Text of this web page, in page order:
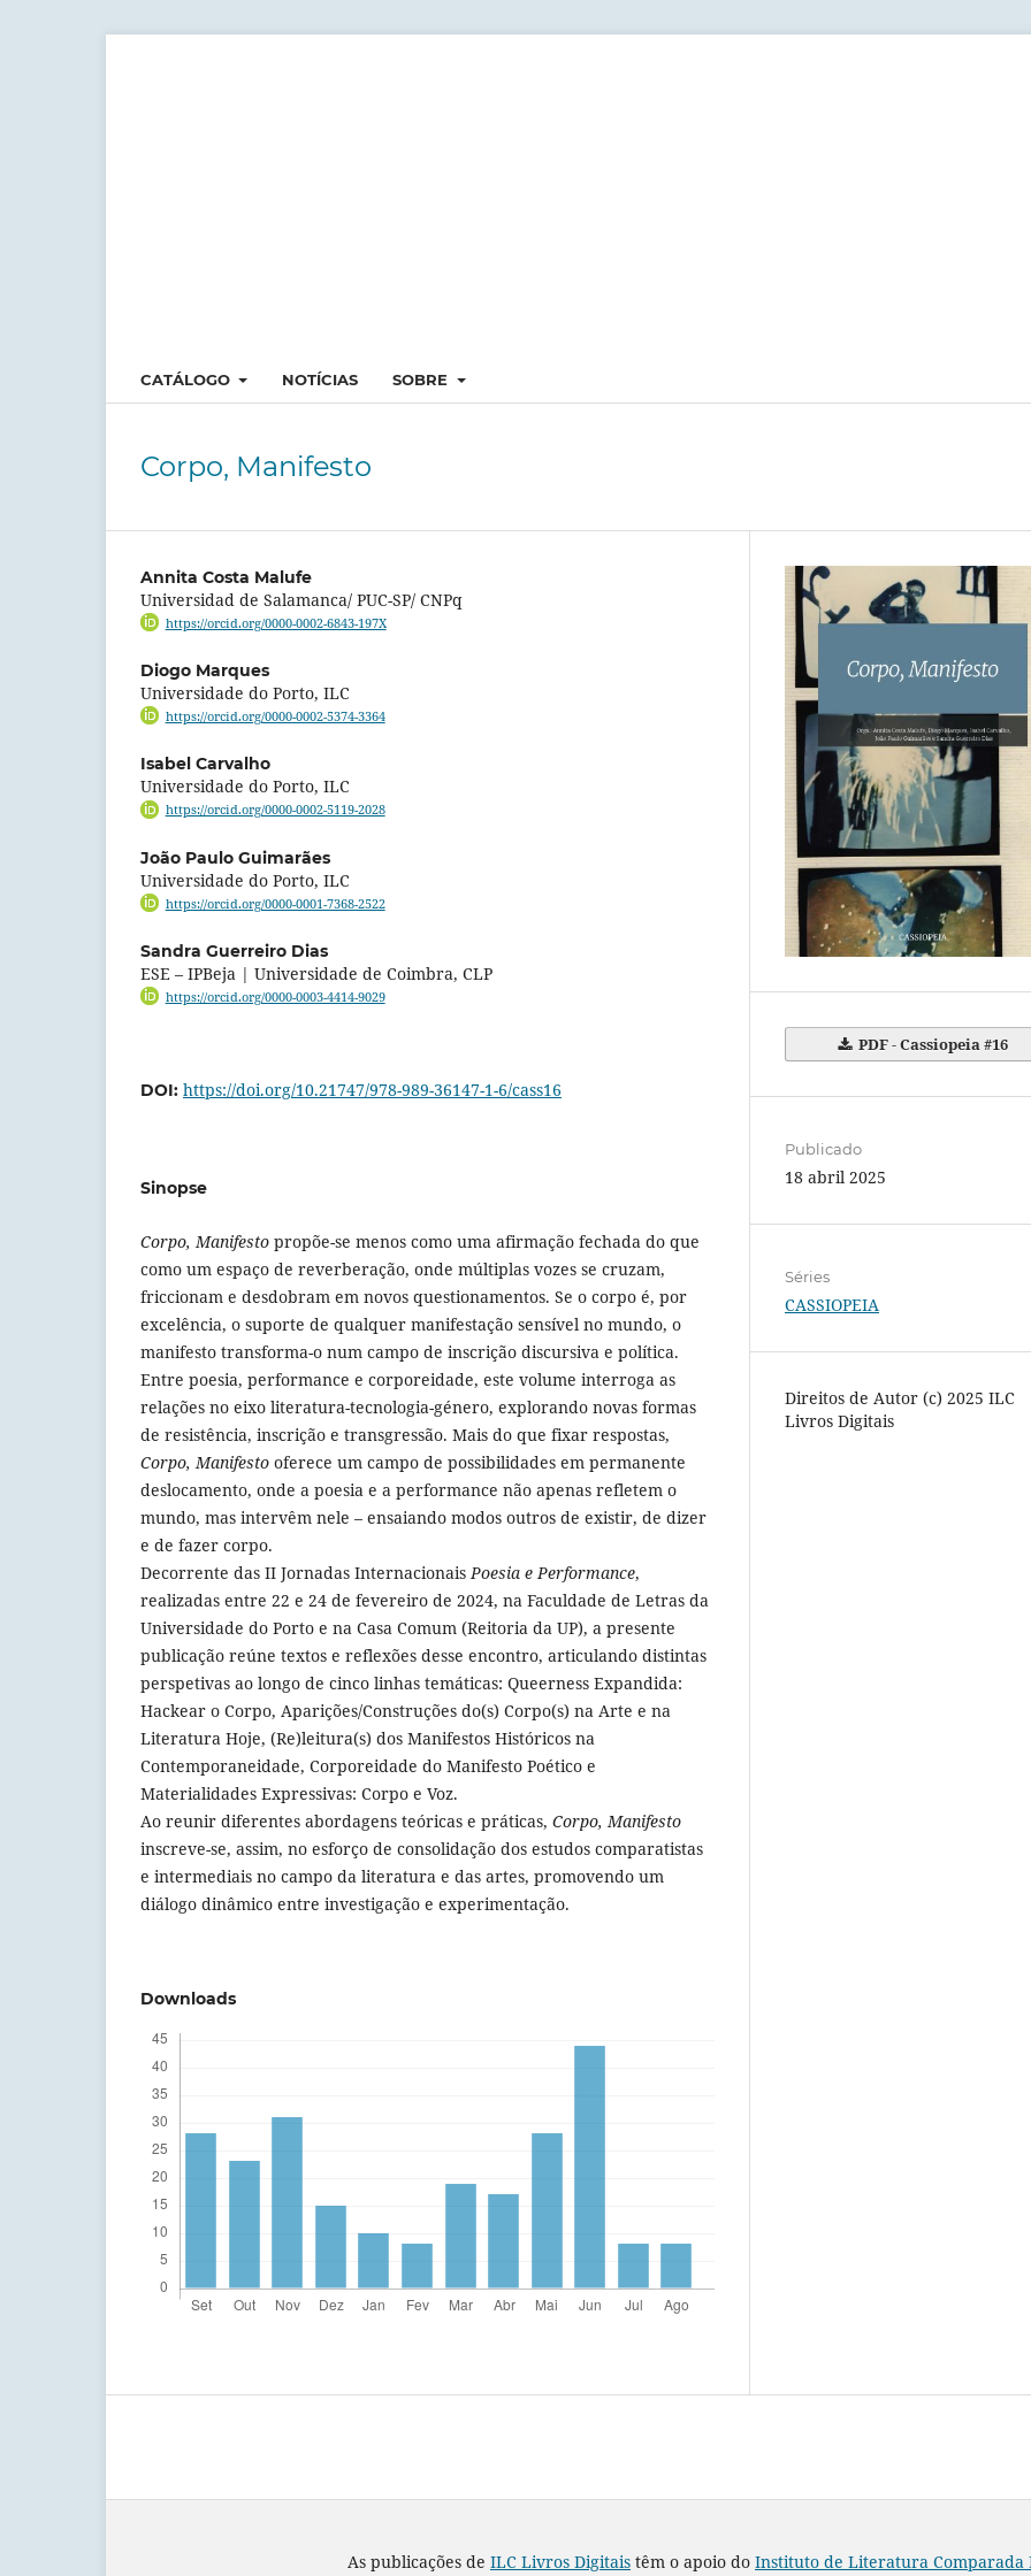
CATÁLOGO NOTÍCIAS SOBRE
Corpo, Manifesto
Annita Costa Malufe
Universidad de Salamanca/ PUC-SP/ CNPq
https://orcid.org/0000-0002-6843-197X
Diogo Marques
Universidade do Porto, ILC
https://orcid.org/0000-0002-5374-3364
Isabel Carvalho
Universidade do Porto, ILC
https://orcid.org/0000-0002-5119-2028
João Paulo Guimarães
Universidade do Porto, ILC
https://orcid.org/0000-0001-7368-2522
Sandra Guerreiro Dias
ESE – IPBeja | Universidade de Coimbra, CLP
https://orcid.org/0000-0003-4414-9029
DOI: https://doi.org/10.21747/978-989-36147-1-6/cass16
Sinopse
Corpo, Manifesto propõe-se menos como uma afirmação fechada do que
como um espaço de reverberação, onde múltiplas vozes se cruzam,
friccionam e desdobram em novos questionamentos. Se o corpo é, por
excelência, o suporte de qualquer manifestação sensível no mundo, o
manifesto transforma-o num campo de inscrição discursiva e política.
Entre poesia, performance e corporeidade, este volume interroga as
relações no eixo literatura-tecnologia-género, explorando novas formas
de resistência, inscrição e transgressão. Mais do que fixar respostas,
Corpo, Manifesto oferece um campo de possibilidades em permanente
deslocamento, onde a poesia e a performance não apenas refletem o
mundo, mas intervêm nele – ensaiando modos outros de existir, de dizer
e de fazer corpo.
Decorrente das II Jornadas InternacionaisPoesia e Performance,
realizadas entre 22 e 24 de fevereiro de 2024, na Faculdade de Letras da
Universidade do Porto e na Casa Comum (Reitoria da UP), a presente
publicação reúne textos e reflexões desse encontro, articulando distintas
perspetivas ao longo de cinco linhas temáticas: Queerness Expandida:
Hackear o Corpo, Aparições/Construções do(s) Corpo(s) na Arte e na
Literatura Hoje, (Re)leitura(s) dos Manifestos Históricos na
Contemporaneidade, Corporeidade do Manifesto Poético e
Materialidades Expressivas: Corpo e Voz.
Ao reunir diferentes abordagens teóricas e práticas, Corpo, Manifesto
inscreve-se, assim, no esforço de consolidação dos estudos comparatistas
e intermediais no campo da literatura e das artes, promovendo um
diálogo dinâmico entre investigação e experimentação.
Downloads
PDF - Cassiopeia #16
Publicado
18 abril 2025
Séries
CASSIOPEIA
Direitos de Autor (c) 2025 ILC
Livros Digitais
As publicações de ILC Livros Digitais têm o apoio do Instituto de Literatura Comparada